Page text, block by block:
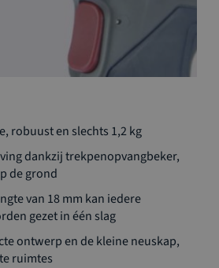
robuust en slechts 1,2 kg
dankzij trekpenopvangbeker,
de grond
van 18 mm kan iedere
gezet in één slag
ontwerp en de kleine neuskap,
ruimtes